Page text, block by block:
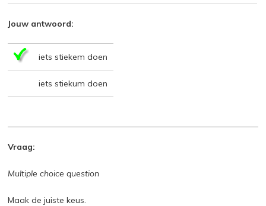
Jouw antwoord:
iets stiekem doen
iets stiekum doen
Vraag:
Multiple choice question
Maak de juiste keus.